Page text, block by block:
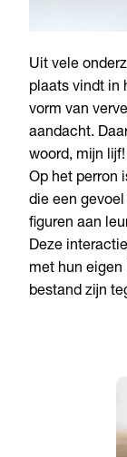
Uit vele
plaats vindt in
vorm van
aandacht.
woord, mijn
Op het perron
die een
figuren aan
Deze
met hun eigen
bestand zijn